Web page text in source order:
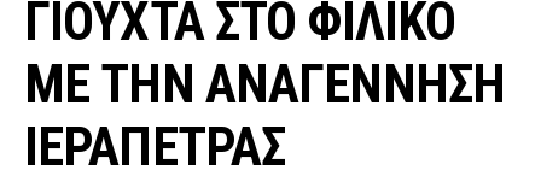
ΓΙΟΥΧΤΑ ΣΤΟ ΦΙΛΙΚΟ
ΜΕ ΤΗΝ ΑΝΑΓΕΝΝΗΣΗ
ΙΕΡΑΠΕΤΡΑΣ